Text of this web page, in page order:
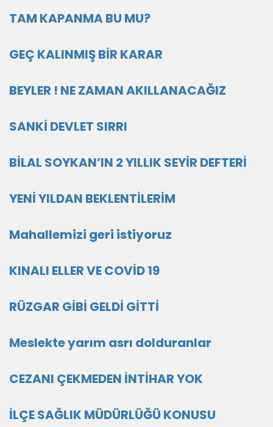
TAM KAPANMA BU MU?
GEÇ KALINMIŞ BİR KARAR
BEYLER ! NE ZAMAN AKILLANACAĞIZ
SANKİ DEVLET SIRRI
BİLAL SOYKAN’IN 2 YILLIK SEYİR DEFTERİ
YENİ YILDAN BEKLENTİLERİM
Mahallemizi geri istiyoruz
KINALI ELLER VE COVİD 19
RÜZGAR GİBİ GELDİ GİTTİ
Meslekte yarım asrı dolduranlar
CEZANI ÇEKMEDEN İNTİHAR YOK
İLÇE SAĞLIK MÜDÜRLÜĞÜ KONUSU